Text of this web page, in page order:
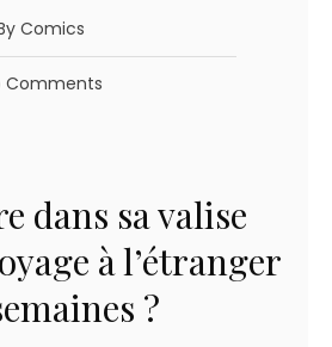
Comics
Comments
dans sa valise
à l’étranger
?